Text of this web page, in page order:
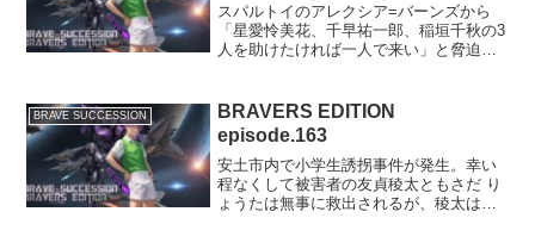
スパルトイのアレクシア=バーンズから
「星愛怜美花、千早祐一郎、稲垣千秋の3
人を助けたければ一人で来い」と脅迫さ
に捕まった。一方、スパルトイに捕まっ
ていた千秋は、組織に潜入...
BRAVE SUCCESSION
BRAVERS EDITION
episode.163
安土市内で小学生誘拐事件が発生。幸い
程なくして被害者の友貞稜太ともさだ り
ょうたは無事に救出されるが、稜太は自